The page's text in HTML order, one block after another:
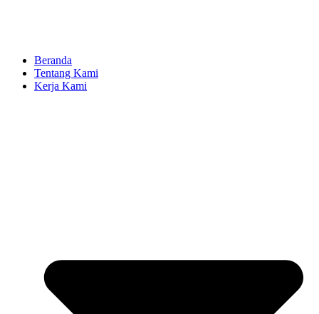
Beranda
Tentang Kami
Kerja Kami